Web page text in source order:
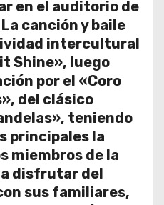
en el auditorio de
canción y baile
intercultural
Shine», luego
por el «Coro
del clásico
teniendo
principales la
miembros de la
disfrutar del
sus familiares,